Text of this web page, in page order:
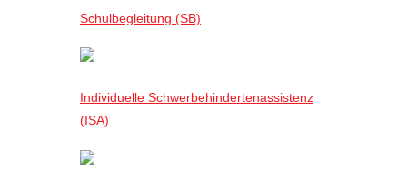
Schulbegleitung (SB)
Individuelle Schwerbehindertenassistenz
(ISA)